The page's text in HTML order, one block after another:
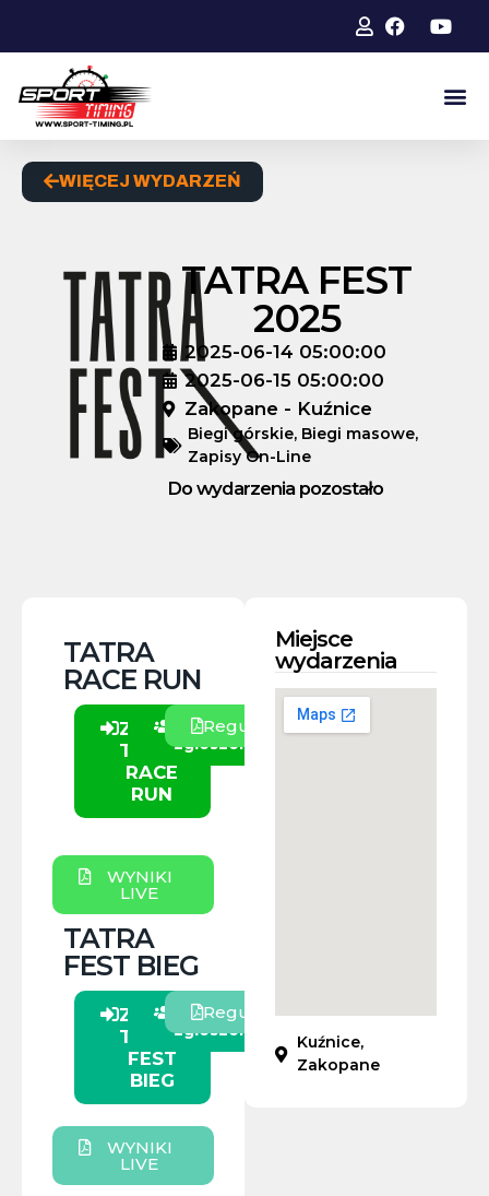
WIĘCEJ WYDARZEŃ
TATRA FEST
2025
2025-06-14 05:00:00
2025-06-15 05:00:00
Zakopane - Kuźnice
Biegi górskie, Biegi masowe,
Zapisy On-Line
Do wydarzenia pozostało
TATRA
RACE RUN
Zapisy
TATRA
RACE
RUN
Lista
zgłoszonych
Regulamin
WYNIKI
LIVE
TATRA
FEST BIEG
Zapisy
TATRA
FEST
BIEG
Lista
zgłoszonych
Regulamin
WYNIKI
LIVE
Miejsce
wydarzenia
Kuźnice,
Zakopane